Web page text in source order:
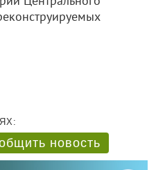
новость